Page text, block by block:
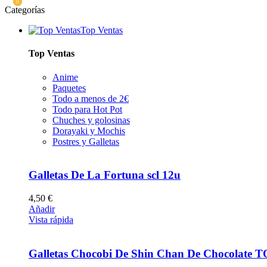
Categorías
Top Ventas
Top Ventas
Anime
Paquetes
Todo a menos de 2€
Todo para Hot Pot
Chuches y golosinas
Dorayaki y Mochis
Postres y Galletas
Galletas De La Fortuna scl 12u
4,50 €
Añadir
Vista rápida
Galletas Chocobi De Shin Chan De Chocolate
0
0
0